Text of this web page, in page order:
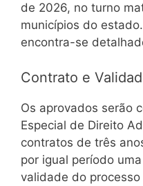
de 2026, no turno
municípios do
encontra-se
Contrato e
Os aprovados serão
Especial de Direito
contratos de três
por igual período
validade do